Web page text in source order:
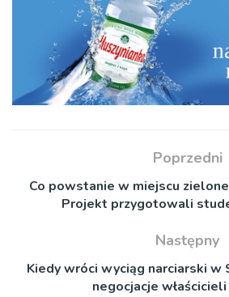
Poprzedni
Co powstanie w miejscu
Projekt przygotowali
Następny
Kiedy wróci wyciąg narciarski w
negocjacje